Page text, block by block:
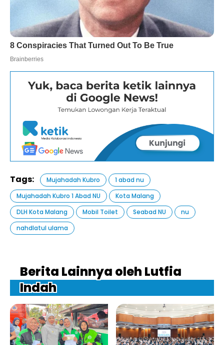
Tags: Mujahadah Kubro
1 abad nu
Mujahadah Kubro 1 Abad NU
Kota Malang
DLH Kota Malang
Mobil Toilet Seabad NU
nu
nahdlatul ulama
Berita Lainnya oleh Lutfia
Indah